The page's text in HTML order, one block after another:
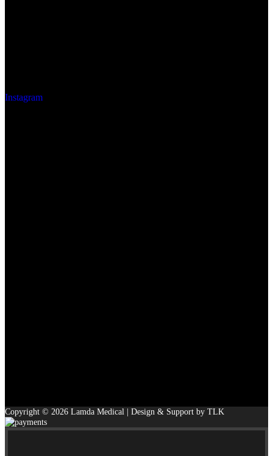
Instagram
Copyright © 2026 Lamda Medical | Design & Support by TLK